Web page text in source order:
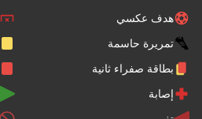
هدف عكسي
تمريرة حاسمة
بطاقة صفراء ثانية
إصابة